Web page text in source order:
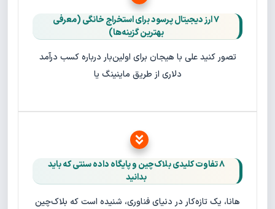
۷ ارز دیجیتال پرسود برای استخراج خانگی (معرفی
بهترین گزینه‌ها)
تصور کنید علی با هیجان برای اولین‌بار درباره کسب درآمد
دلاری از طریق ماینینگ یا
۸ تفاوت کلیدی بلاک‌چین و پایگاه‌ داده سنتی که باید
بدانید
هانا، یک تازه‌کار در دنیای فناوری، شنیده است که بلاک‌چین